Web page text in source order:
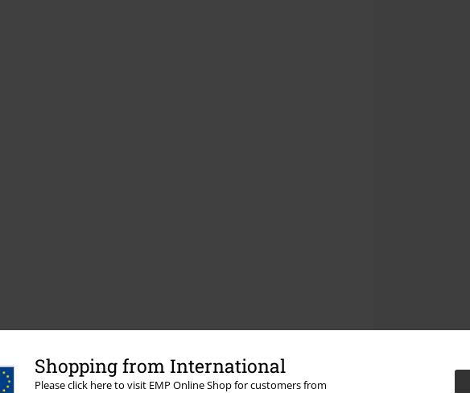
Shopping from International
Please click here to visit EMP Online Shop for customers from